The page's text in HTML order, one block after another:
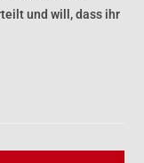
und will, dass ihr